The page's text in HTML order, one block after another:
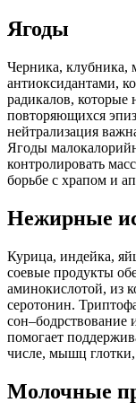
Ягоды
Черника, клубника,
антиоксидантами,
радикалов, которые
повторяющихся
нейтрализация
Ягоды
контролировать
борьбе с храпом и
Нежирные
Курица, индейка,
соевые продукты
аминокислотой, из
серотонин.
сон–бодрствование
помогает
числе, мышц глотки,
Молочные